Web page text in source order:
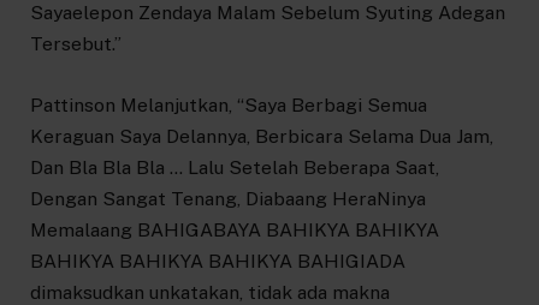
Sayaelepon Zendaya Malam Sebelum Syuting Adegan
Tersebut.”
Pattinson Melanjutkan, “Saya Berbagi Semua
Keraguan Saya Delannya, Berbicara Selama Dua Jam,
Dan Bla Bla Bla … Lalu Setelah Beberapa Saat,
Dengan Sangat Tenang, Diabaang HeraNinya
Memalaang BAHIGABAYA BAHIKYA BAHIKYA
BAHIKYA BAHIKYA BAHIKYA BAHIGIADA
dimaksudkan unkatakan, tidak ada makna